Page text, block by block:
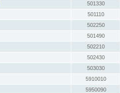
501330
501110
502250
501490
502210
502430
503030
5910010
5950090